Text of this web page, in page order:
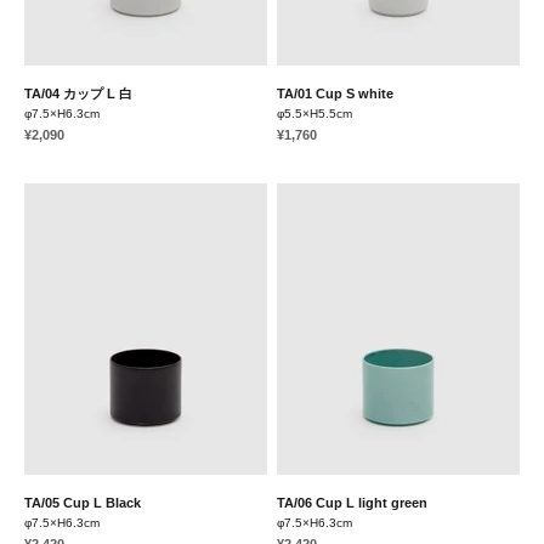
TA/04 カップ L 白
φ7.5×H6.3cm
Sale price
¥2,090
TA/01 Cup S white
φ5.5×H5.5cm
Sale price
¥1,760
TA/05 Cup L Black
φ7.5×H6.3cm
TA/06 Cup L light green
φ7.5×H6.3cm